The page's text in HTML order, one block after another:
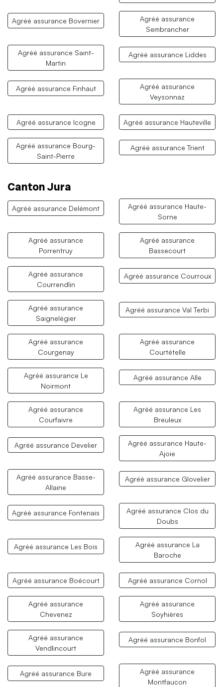
Agréé assurance Bovernier
Agréé assurance
Sembrancher
Agréé assurance Saint-
Martin
Agréé assurance Liddes
Agréé assurance Finhaut
Agréé assurance
Veysonnaz
Agréé assurance Icogne Agréé assurance Hauteville
Agréé assurance Bourg-
Saint-Pierre
Agréé assurance Trient
Canton Jura
Agréé assurance Delémont
Agréé assurance Haute-
Sorne
Agréé assurance
Porrentruy
Agréé assurance
Bassecourt
Agréé assurance
Courrendlin
Agréé assurance Courroux
Agréé assurance
Saignelégier
Agréé assurance Val Terbi
Agréé assurance
Courgenay
Agréé assurance
Courtételle
Agréé assurance Le
Noirmont
Agréé assurance Alle
Agréé assurance
Courfaivre
Agréé assurance Les
Breuleux
Agréé assurance Develier
Agréé assurance Haute-
Ajoie
Agréé assurance Basse-
Allaine
Agréé assurance Glovelier
Agréé assurance Fontenais
Agréé assurance Clos du
Doubs
Agréé assurance Les Bois
Agréé assurance La
Baroche
Agréé assurance Boécourt Agréé assurance Cornol
Agréé assurance
Chevenez
Agréé assurance
Soyhières
Agréé assurance
Vendlincourt
Agréé assurance Bonfol
Agréé assurance Bure
Agréé assurance
Montfaucon